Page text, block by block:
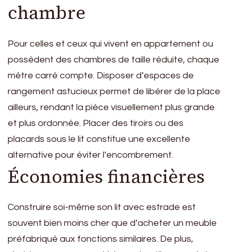
chambre
Pour celles et ceux qui vivent en appartement ou
possèdent des chambres de taille réduite, chaque
mètre carré compte. Disposer d’espaces de
rangement astucieux permet de libérer de la place
ailleurs, rendant la pièce visuellement plus grande
et plus ordonnée. Placer des tiroirs ou des
placards sous le lit constitue une excellente
alternative pour éviter l’encombrement.
Économies financières
Construire soi-même son lit avec estrade est
souvent bien moins cher que d’acheter un meuble
préfabriqué aux fonctions similaires. De plus,